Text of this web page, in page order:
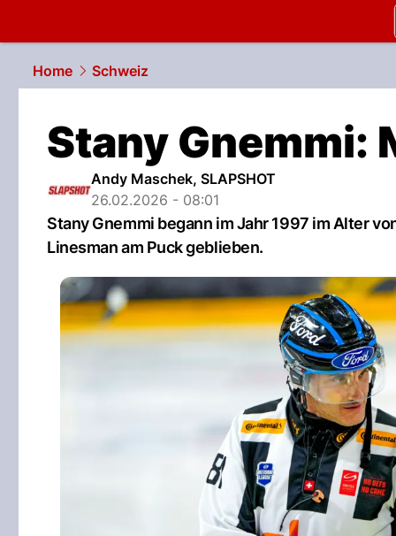
slapshot.
Home
Schweiz
Stany Gnemmi:
Andy Maschek, SLAPSHOT
26.02.2026 - 08:01
Stany Gnemmi begann im Jahr 1997 im Alter
Linesman am Puck geblieben.